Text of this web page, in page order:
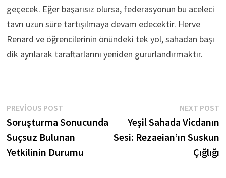
geçecek. Eğer başarısız olursa, federasyonun bu aceleci
tavrı uzun süre tartışılmaya devam edecektir. Herve
Renard ve öğrencilerinin önündeki tek yol, sahadan başı
dik ayrılarak taraftarlarını yeniden gururlandırmaktır.
Yazı
gezinmesi
PREVIOUS POSTPrevious
post:
Soruşturma Sonucunda
Suçsuz Bulunan
Yetkilinin Durumu
NEXT POST
Yeşil Sahada Vicdanın
Sesi: Rezaeian’ın Suskun
Çığlığı